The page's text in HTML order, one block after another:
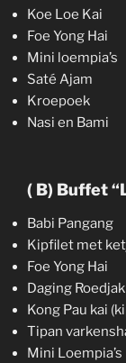
Koe Loe Kai
Foe Yong Hai
Mini loempia’s
Saté Ajam
Kroepoek
Nasi en Bami
( B) Buffet
Babi Pangang
Kipfilet met
Foe Yong Hai
Daging
Kong Pau kai
Tipan
Mini Loempia’s